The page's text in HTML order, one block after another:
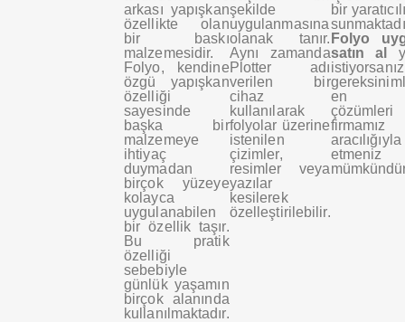
arkası yapışkan
özellikte olan
bir baskı
malzemesidir.
Folyo, kendine
özgü yapışkan
özelliği
sayesinde
başka bir
malzemeye
ihtiyaç
duymadan
birçok yüzeye
kolayca
uygulanabilen
bir özellik taşır.
Bu pratik
özelliği
sebebiyle
günlük yaşamın
birçok alanında
kullanılmaktadır.
şekilde
uygulanmasına
olanak tanır.
Aynı zamanda
Plotter adı
verilen bir
cihaz
kullanılarak
folyolar üzerine
istenilen
çizimler,
resimler veya
yazılar
kesilerek
özelleştirilebilir.
bir
Folyo
satın al
en
çözümleri
firmamız
etmeniz